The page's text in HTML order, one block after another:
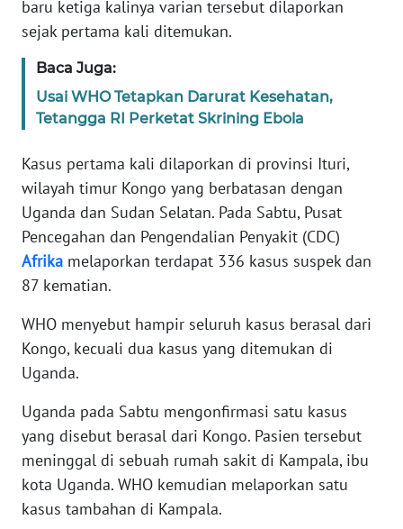
baru ketiga kalinya varian tersebut dilaporkan
sejak pertama kali ditemukan.
Baca Juga:
Usai WHO Tetapkan Darurat Kesehatan,
Tetangga RI Perketat Skrining Ebola
Kasus pertama kali dilaporkan di provinsi Ituri,
wilayah timur Kongo yang berbatasan dengan
Uganda dan Sudan Selatan. Pada Sabtu, Pusat
Pencegahan dan Pengendalian Penyakit (CDC)
Afrika melaporkan terdapat 336 kasus suspek dan
87 kematian.
WHO menyebut hampir seluruh kasus berasal dari
Kongo, kecuali dua kasus yang ditemukan di
Uganda.
Uganda pada Sabtu mengonfirmasi satu kasus
yang disebut berasal dari Kongo. Pasien tersebut
meninggal di sebuah rumah sakit di Kampala, ibu
kota Uganda. WHO kemudian melaporkan satu
kasus tambahan di Kampala.
WN
JAKARTA
WN
JABAR
BANTEN
WN
NTT
KEPRI
PAPUA
WN
PAPUA
BARAT
WN
RIAU